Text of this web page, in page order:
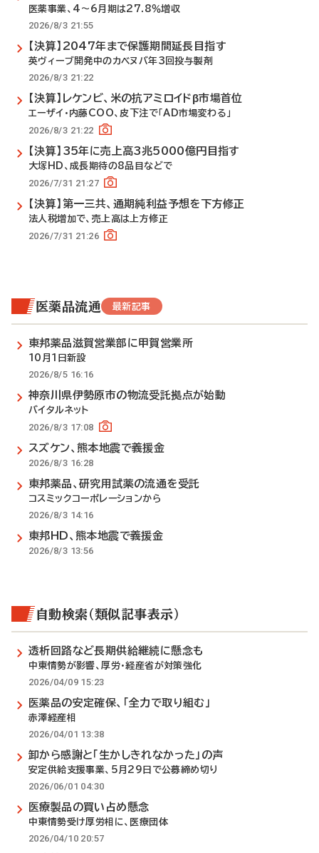
医薬事業、4～6月期は27.8％増収
2026/8/3 21:55
【決算】2047年まで保護期間延長目指す
英ヴィーブ開発中のカベヌバ年3回投与製剤
2026/8/3 21:22
【決算】レケンビ、米の抗アミロイドβ市場首位
エーザイ・内藤COO、皮下注で「AD市場変わる」
2026/8/3 21:22
【決算】35年に売上高3兆5000億円目指す
大塚HD、成長期待の8品目などで
2026/7/31 21:27
【決算】第一三共、通期純利益予想を下方修正
法人税増加で、売上高は上方修正
2026/7/31 21:26
医薬品流通 最新記事
東邦薬品滋賀営業部に甲賀営業所
10月1日新設
2026/8/5 16:16
神奈川県伊勢原市の物流受託拠点が始動
バイタルネット
2026/8/3 17:08
スズケン、熊本地震で義援金
2026/8/3 16:28
東邦薬品、研究用試薬の流通を受託
コスミックコーポレーションから
2026/8/3 14:16
東邦HD、熊本地震で義援金
2026/8/3 13:56
自動検索（類似記事表示）
透析回路など長期供給継続に懸念も
中東情勢が影響、厚労・経産省が対策強化
2026/04/09 15:23
医薬品の安定確保、「全力で取り組む」
赤澤経産相
2026/04/01 13:38
卸から感謝と「生かしきれなかった」の声
安定供給支援事業、5月29日で公募締め切り
2026/06/01 04:30
医療製品の買い占め懸念
中東情勢受け厚労相に、医療団体
2026/04/10 20:57